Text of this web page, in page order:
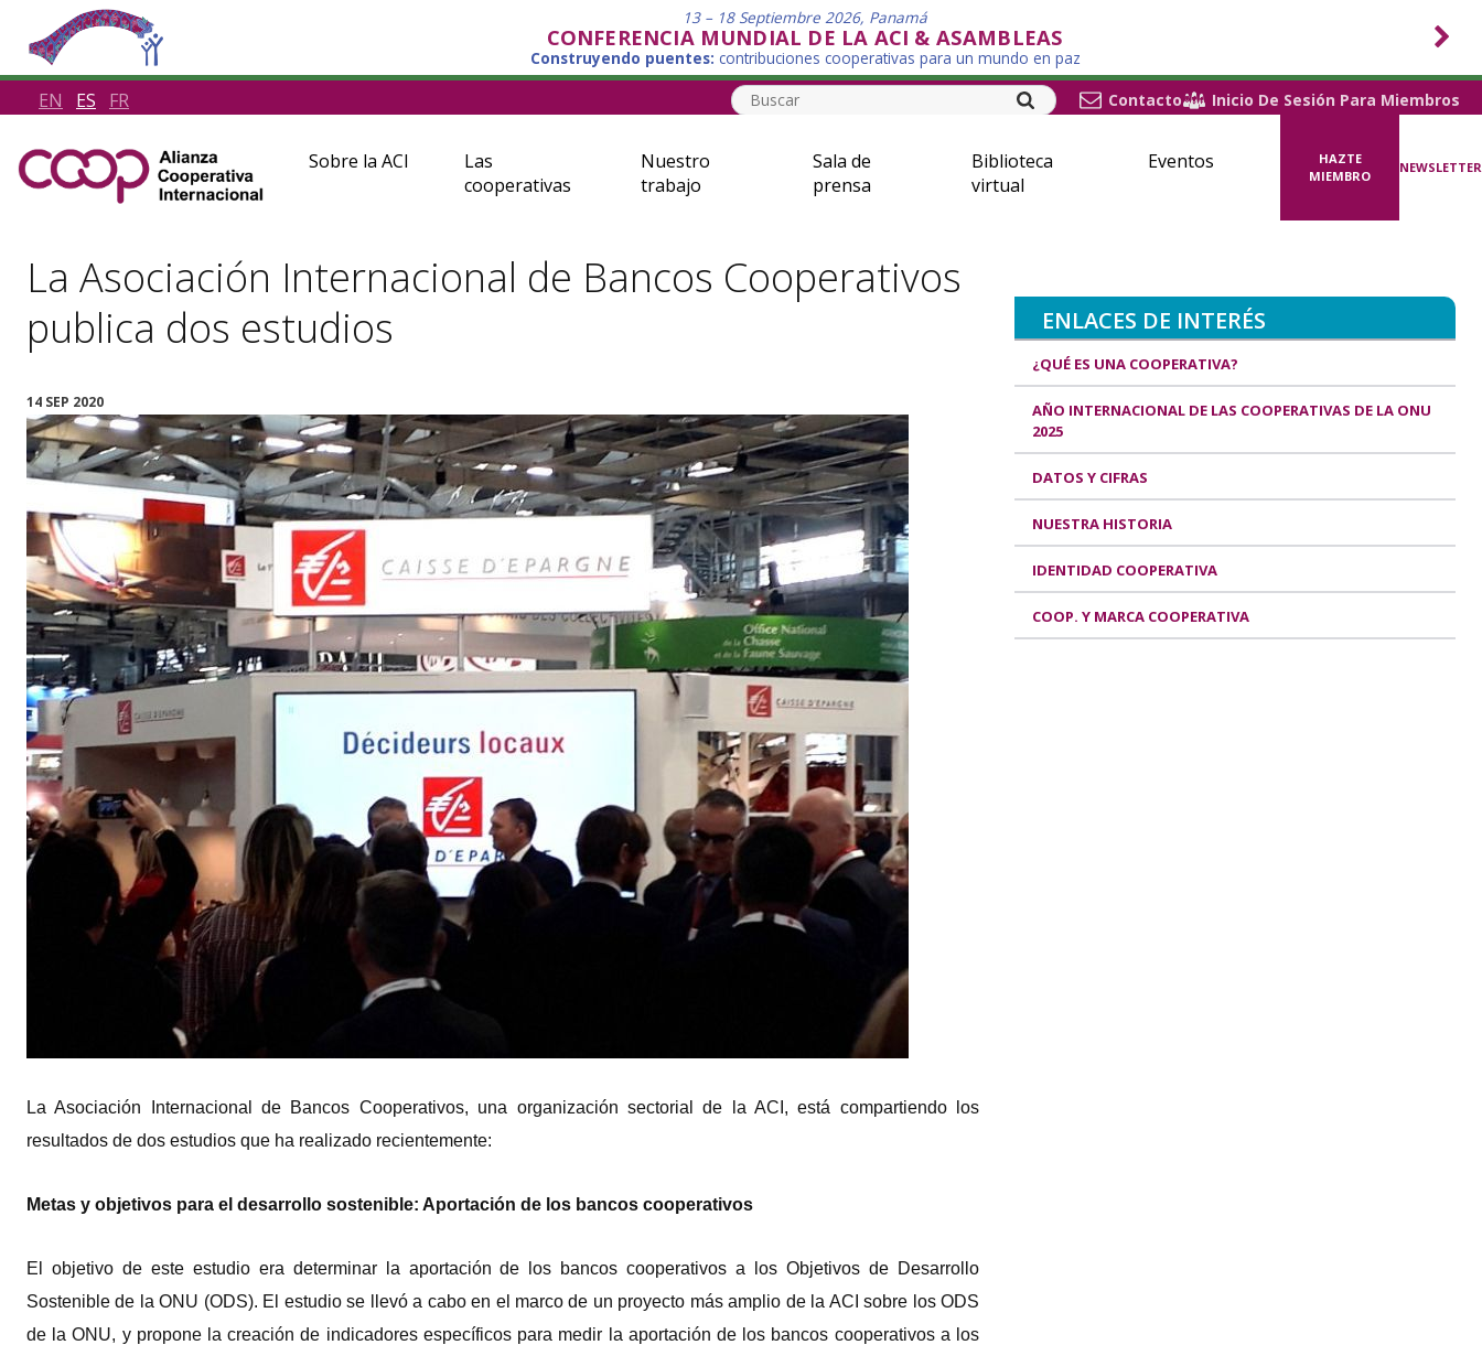
13 – 18 Septiembre 2026, Panamá
CONFERENCIA MUNDIAL DE LA ACI & ASAMBLEAS
Construyendo puentes: contribuciones cooperativas para un mundo en paz
EN ES FR Contacto Inicio De Sesión Para Miembros
Sobre la ACI
Las
cooperativas
Nuestro
trabajo
Sala de
prensa
Biblioteca
virtual
Eventos
HAZTE
MIEMBRO
NEWSLETTER
La Asociación Internacional de Bancos Cooperativos
publica dos estudios
14 SEP 2020
La Asociación Internacional de Bancos Cooperativos, una organización sectorial de la ACI, está compartiendo los
resultados de dos estudios que ha realizado recientemente:
Metas y objetivos para el desarrollo sostenible: Aportación de los bancos cooperativos
El objetivo de este estudio era determinar la aportación de los bancos cooperativos a los Objetivos de Desarrollo
Sostenible de la ONU (ODS). El estudio se llevó a cabo en el marco de un proyecto más amplio de la ACI sobre los ODS
de la ONU, y propone la creación de indicadores específicos para medir la aportación de los bancos cooperativos a los
ENLACES DE INTERÉS
¿QUÉ ES UNA COOPERATIVA?
AÑO INTERNACIONAL DE LAS COOPERATIVAS DE LA ONU
2025
DATOS Y CIFRAS
NUESTRA HISTORIA
IDENTIDAD COOPERATIVA
COOP. Y MARCA COOPERATIVA